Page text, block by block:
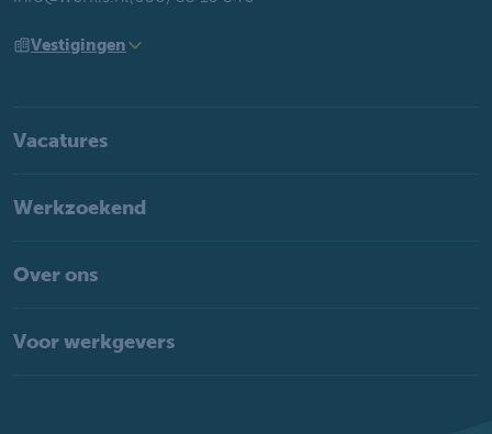
Vestigingen
Vacatures
Werkzoekend
Over ons
Voor werkgevers